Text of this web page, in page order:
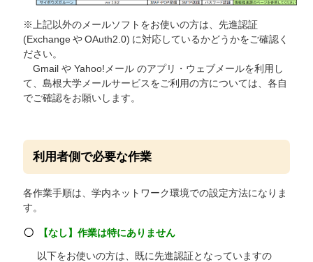
※上記以外のメールソフトをお使いの方は、先進認証
(Exchange や OAuth2.0) に対応しているかどうかをご確認く
ださい。
Gmail や Yahoo!メール のアプリ・ウェブメールを利用し
て、島根大学メールサービスをご利用の方については、各自
でご確認をお願いします。
利用者側で必要な作業
各作業手順は、学内ネットワーク環境での設定方法になりま
す。
【なし】作業は特にありません
以下をお使いの方は、既に先進認証となっていますの